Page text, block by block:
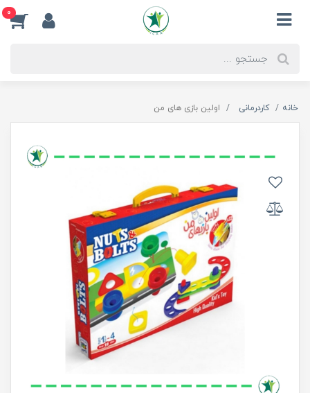
0
خانه کاردرمانی اولین بازی های من